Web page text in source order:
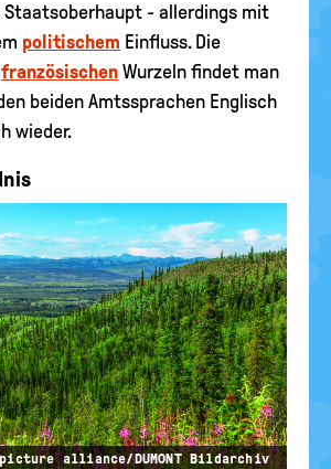
Staatsoberhaupt - allerdings mit
politischem Einfluss. Die
französischen Wurzeln findet man
beiden Amtssprachen Englisch
wieder.
alliance/DUMONT Bildarchiv